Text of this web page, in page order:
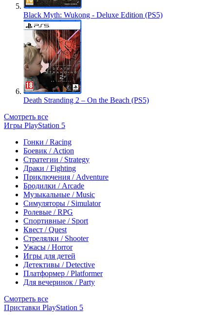
Black Myth: Wukong - Deluxe Edition (PS5)
Death Stranding 2 – On the Beach (PS5)
Смотреть все
Игры PlayStation 5
Гонки / Racing
Боевик / Action
Стратегии / Strategy
Драки / Fighting
Приключения / Adventure
Бродилки / Arcade
Музыкальные / Music
Симуляторы / Simulator
Ролевые / RPG
Спортивные / Sport
Квест / Quest
Стрелялки / Shooter
Ужасы / Horror
Игры для детей
Детективы / Detective
Платформер / Platformer
Для вечеринок / Party
Смотреть все
Приставки PlayStation 5